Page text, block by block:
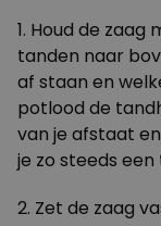
1. Houd de
tanden naar
af staan en
potlood de
van je afstaat
je zo steeds
2. Zet de zaag